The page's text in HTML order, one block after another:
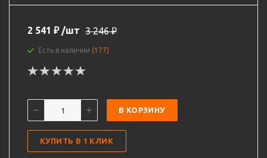
2 541 ₽ /шт 3 246₽
Есть в наличии (177)
В КОРЗИНУ
КУПИТЬ В 1 КЛИК